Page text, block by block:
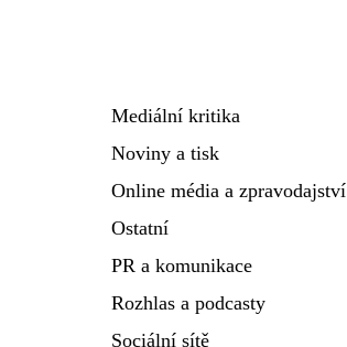
Mediální kritika
Noviny a tisk
Online média a zpravodajství
Ostatní
PR a komunikace
Rozhlas a podcasty
Sociální sítě